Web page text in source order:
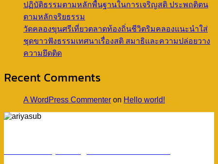
ปฏิบัติธรรมตามหลักพื้นฐานในการเจริญสติ ประพฤติตน
ตามหลักจริยธรรม
วัดคลองขุนศรีเที่ยวตลาดท้องถิ่นชีวิตริมคลองแนะนำใส่
ชุดขาวฟังธรรมเทศนาเรื่องสติ สมาธิและความปล่อยวาง
ความยึดติด
Recent Comments
A WordPress Commenter on Hello world!